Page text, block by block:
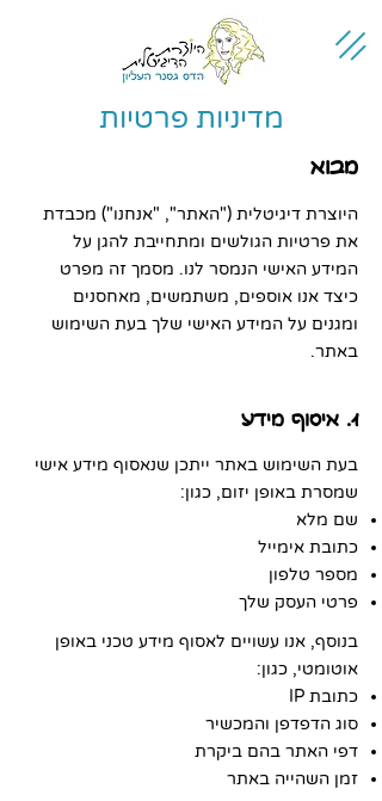
מדיניות פרטיות
מבוא
היוצרת דיגיטלית ("האתר", "אנחנו") מכבדת
את פרטיות הגולשים ומתחייבת להגן על
המידע האישי הנמסר לנו. מסמך זה מפרט
כיצד אנו אוספים, משתמשים, מאחסנים
ומגנים על המידע האישי שלך בעת השימוש
באתר.
1. איסוף מידע
בעת השימוש באתר ייתכן שנאסוף מידע אישי
שמסרת באופן יזום, כגון:
שם מלא
כתובת אימייל
מספר טלפון
פרטי העסק שלך
בנוסף, אנו עשויים לאסוף מידע טכני באופן
אוטומטי, כגון:
כתובת IP
סוג הדפדפן והמכשיר
דפי האתר בהם ביקרת
זמן השהייה באתר